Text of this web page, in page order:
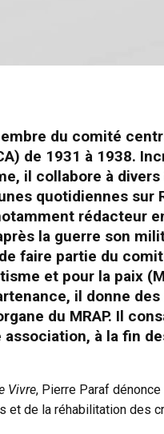
du comité
de 1931 à 1938.
il collabore à
quotidiennes sur
rédacteur
la guerre son
faire partie du
et pour la paix
il donne
du MRAP. Il
à la fin
Vivre, Pierre Paraf
et de la réhabilitation des